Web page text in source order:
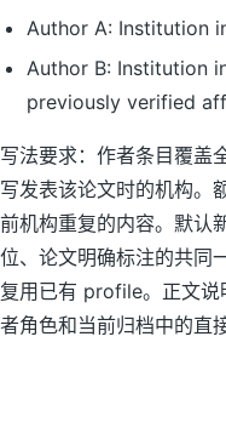
Author A: Institution
Author B: Institution
previously verified
写法要求：作者条目覆盖
写发表该论文时的机构。
前机构重复的内容。默认
位、论文明确标注的共同
复用已有 profile。正文说
者角色和当前归档中的直